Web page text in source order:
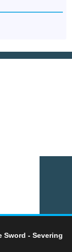
Sword - Severing